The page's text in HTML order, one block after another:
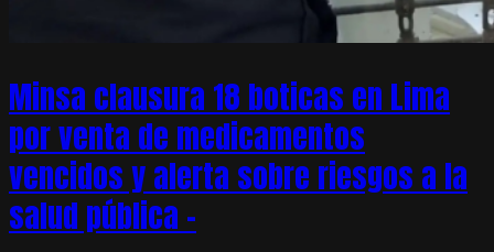
Minsa clausura 18 boticas en Lima
por venta de medicamentos
vencidos y alerta sobre riesgos a la
salud pública –